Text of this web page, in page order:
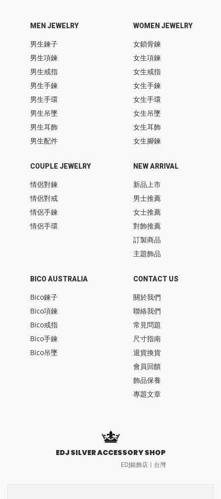
MEN JEWELRY
男生鍊子
男生項鍊
男生戒指
男生手鍊
男生手環
男生吊墜
男生耳飾
男生配件
WOMEN JEWELRY
女鎖骨鍊
女生項鍊
女生戒指
女生手鍊
女生手環
女生吊墜
女生耳飾
女生腳鍊
COUPLE JEWELRY
情侶對鍊
情侶對戒
情侶手鍊
情侶手環
BICO AUSTRALIA
Bico鍊子
Bico項鍊
Bico戒指
Bico手鍊
Bico吊墜
NEW ARRIVAL
新品上市
男士推薦
女士推薦
對飾推薦
訂製商品
主題飾品
CONTACT US
關於我們
聯絡我們
常見問題
尺寸指南
退貨換貨
會員回饋
飾品保養
專題文章
EDJ SILVER ACCESSORY SHOP
EDJ銀飾店〡台灣